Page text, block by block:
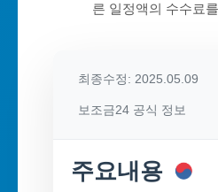
른 일정액의 수수료
최종수정: 2025.05.09
보조금24 공식 정보
주요내용